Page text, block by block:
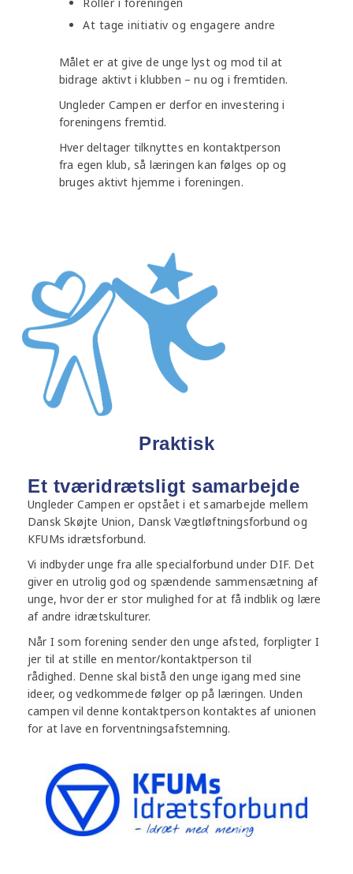
At tage initiativ og engagere andre
Målet er at give de unge lyst og mod til at
bidrage aktivt i klubben – nu og i fremtiden.
Ungleder Campen er derfor en investering i
foreningens fremtid.
Hver deltager tilknyttes en kontaktperson
fra egen klub, så læringen kan følges op og
bruges aktivt hjemme i foreningen.
Praktisk
Et tværidrætsligt samarbejde
Ungleder Campen er opstået i et samarbejde mellem
Dansk Skøjte Union, Dansk Vægtløftningsforbund og
KFUMs idrætsforbund.
Vi indbyder unge fra alle specialforbund under DIF. Det
giver en utrolig god og spændende sammensætning af
unge, hvor der er stor mulighed for at få indblik og lære
af andre idrætskulturer.
Når I som forening sender den unge afsted, forpligter I
jer til at stille en mentor/kontaktperson til
rådighed. Denne skal bistå den unge igang med sine
ideer, og vedkommede følger op på læringen. Unden
campen vil denne kontaktperson kontaktes af unionen
for at lave en forventningsafstemning.